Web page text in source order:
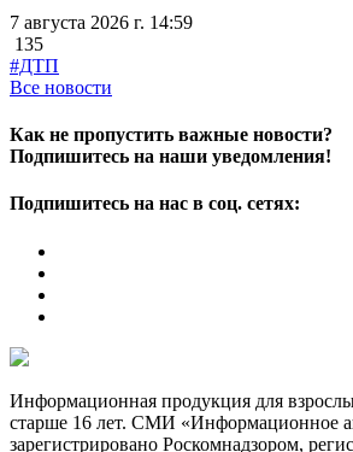
7 августа 2026 г. 14:59
135
#ДТП
Все новости
Как не пропустить важные новости?
Подпишитесь на наши уведомления!
Подпишитесь на нас в соц. сетях:
Информационная продукция для
старше 16 лет. СМИ «Информационное
зарегистрировано Роскомнадзором,